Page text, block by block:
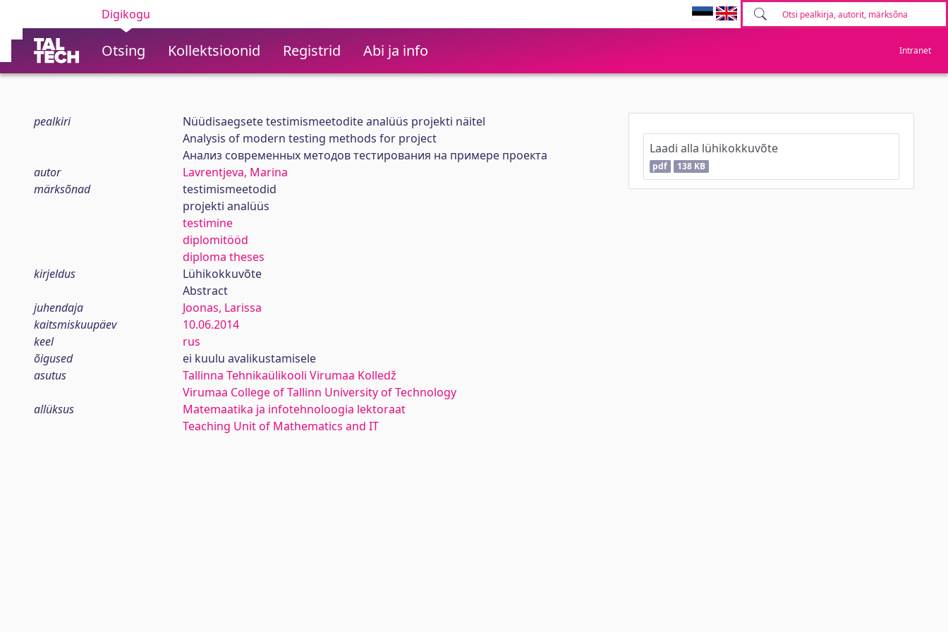
Digikogu
Otsing Kollektsioonid Registrid Abi ja info Intranet
pealkiri
Nüüdisaegsete testimismeetodite analüüs projekti näitel
Analysis of modern testing methods for project
Анализ современных методов тестирования на примере проекта
autor
Lavrentjeva, Marina
märksõnad
testimismeetodid
projekti analüüs
testimine
diplomitööd
diploma theses
kirjeldus
Lühikokkuvõte
Abstract
juhendaja
Joonas, Larissa
kaitsmiskuupäev
10.06.2014
keel
rus
õigused
ei kuulu avalikustamisele
asutus
Tallinna Tehnikaülikooli Virumaa Kolledž
Virumaa College of Tallinn University of Technology
allüksus
Matemaatika ja infotehnoloogia lektoraat
Teaching Unit of Mathematics and IT
Laadi alla lühikokkuvõte
pdf 138 KB